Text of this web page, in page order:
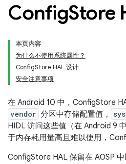
ConfigStore
本页内容
为什么不使用系统属性？
ConfigStore HAL 设计
安全注意事项
在 Android 10 中，ConfigStore
vendor 分区中存储配置值，
HIDL 访问这些值（在 Android 9
于内存耗用量高且难以使用，
ConfigStore HAL 保留在 AOSP